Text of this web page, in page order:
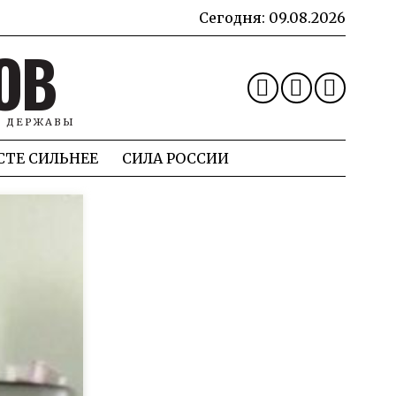
Сегодня: 09.08.2026
ДЕРЖАВЫ
СИЛЬНЕЕ СИЛА РОССИИ